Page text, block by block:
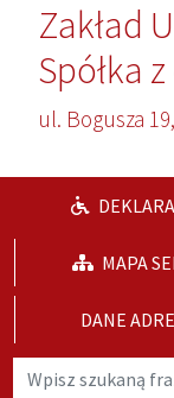
Zakład
Spółka
ul. Bogusza
MAPA
DANE
Wyszukaj na stronie